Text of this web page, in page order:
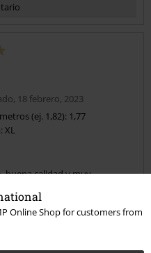
Online Shop for customers from
18 febrero, 2023
(ej. 1,82): 1,77
XL
buena calidad y muy